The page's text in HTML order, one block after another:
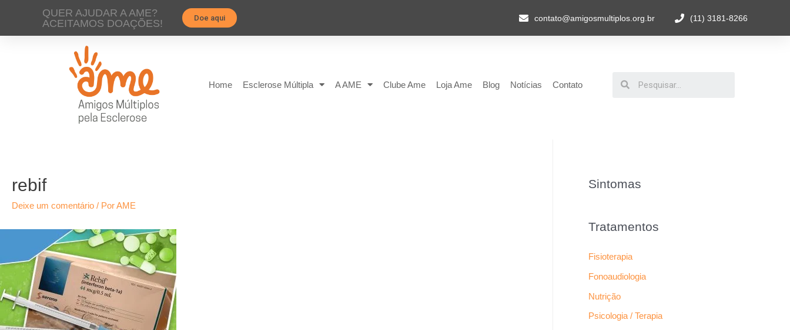
QUER AJUDAR A AME?
ACEITAMOS DOAÇÕES!
Doe aqui contato@amigosmultiplos.org.br (11) 3181-8266
Home Esclerose Múltipla A AME Clube Ame Loja Ame Blog Notícias Contato
rebif
Deixe um comentário / PorAME
Sintomas
Tratamentos
Fisioterapia
Fonoaudiologia
Nutrição
Psicologia / Terapia